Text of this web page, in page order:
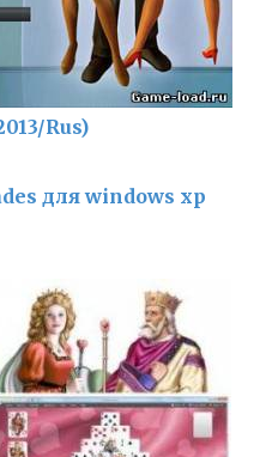
Rus)
для windows xp